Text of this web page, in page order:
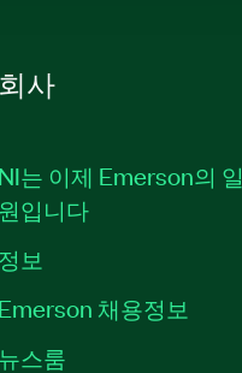
회사
NI는 이제 Emerson의 일
원입니다
정보
Emerson 채용정보
뉴스룸